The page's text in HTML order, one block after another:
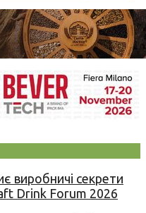
виробничі секрети
Drink Forum 2026